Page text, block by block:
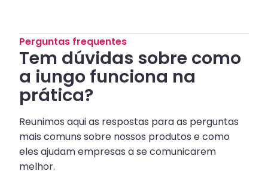
Perguntas frequentes
Tem dúvidas sobre como
a iungo funciona na
prática?
Reunimos aqui as respostas para as perguntas
mais comuns sobre nossos produtos e como
eles ajudam empresas a se comunicarem
melhor.